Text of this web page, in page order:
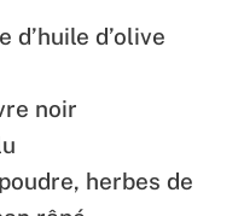
d’huile d’olive
noir
herbes de